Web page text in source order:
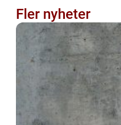
Fler nyheter